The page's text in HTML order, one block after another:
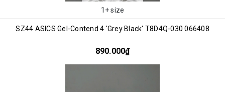
1+ size
SZ44 ASICS Gel-Contend 4 'Grey Black' T8D4Q-030 066408
890.000₫